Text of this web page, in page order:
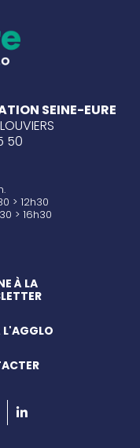
SEINE-EURE
50
> 12h30
> 16h30
À LA
L'AGGLO